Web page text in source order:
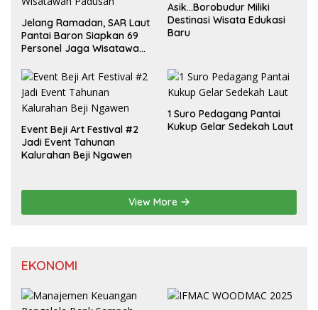
Jelang Ramadan, SAR Laut
Pantai Baron Siapkan 69
Personel Jaga Wisatawan
Asik…Borobudur Miliki
Destinasi Wisata Edukasi
Baru
Event Beji Art Festival #2
Jadi Event Tahunan
Kalurahan Beji Ngawen
1 Suro Pedagang Pantai
Kukup Gelar Sedekah Laut
View More
EKONOMI